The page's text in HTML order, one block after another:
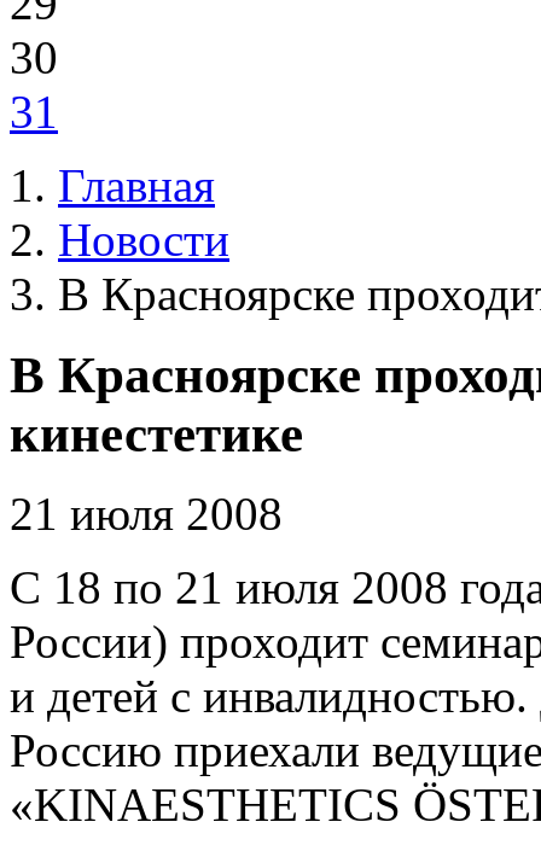
30
31
Главная
Новости
В Красноярске
В Красноярске
кинестетике
21 июля 2008
С 18 по 21 июля 2008
России) проходит
и детей с
Россию приехали
«KINАЕSTHETICS